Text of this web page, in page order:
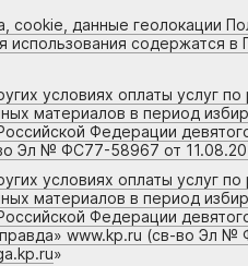
cookie, данные геолокации
использования содержатся
условиях оплаты услуг
материалов в период
Федерации
Эл № ФС77-58967 от
условиях оплаты услуг
материалов в период
Федерации
www.kp.ru (св-во Эл
»